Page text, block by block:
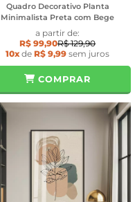
Quadro Decorativo Planta
Minimalista Preta com Bege
a partir de:
R$ 99,90R$ 129,90
10xde R$ 9,99 sem juros
COMPRAR